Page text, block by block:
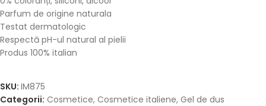
Parfum de origine naturala
Testat dermatologic
Respectă pH-ul natural al pielii
Produs 100% italian
SKU: IM875
Categorii: Cosmetice, Cosmetice italiene, Gel de dus